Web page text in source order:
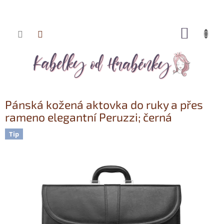
Přejít
Pánská kožená aktovka do ruky a přes
rameno elegantní Peruzzi; černá
Tip